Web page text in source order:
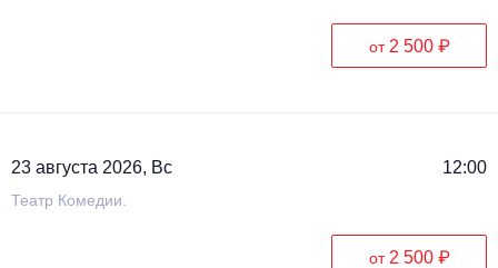
от 2 500 ₽
23 августа 2026, Вс 12:00
Театр Комедии.
от 2 500 ₽